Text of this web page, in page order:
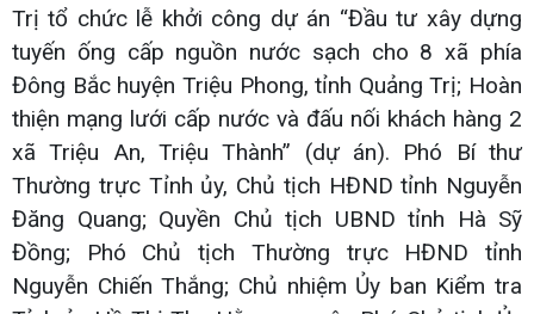
Trị tổ chức lễ khởi công dự án “Đầu tư xây dựng
tuyến ống cấp nguồn nước sạch cho 8 xã phía
Đông Bắc huyện Triệu Phong, tỉnh Quảng Trị; Hoàn
thiện mạng lưới cấp nước và đấu nối khách hàng 2
xã Triệu An, Triệu Thành” (dự án). Phó Bí thư
Thường trực Tỉnh ủy, Chủ tịch HĐND tỉnh Nguyễn
Đăng Quang; Quyền Chủ tịch UBND tỉnh Hà Sỹ
Đồng; Phó Chủ tịch Thường trực HĐND tỉnh
Nguyễn Chiến Thắng; Chủ nhiệm Ủy ban Kiểm tra